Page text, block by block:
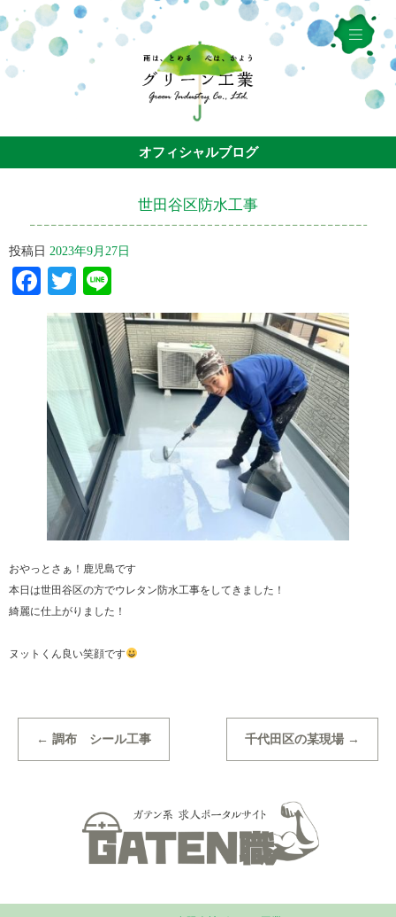
オフィシャルブログ
世田谷区防水工事
投稿日 2023年9月27日
Facebook
Twitter
おやっとさぁ！鹿児島です
本日は世田谷区の方でウレタン防水工事をしてきました！
綺麗に仕上がりました！
ヌットくん良い笑顔です
← 調布 シール工事 千代田区の某現場 →